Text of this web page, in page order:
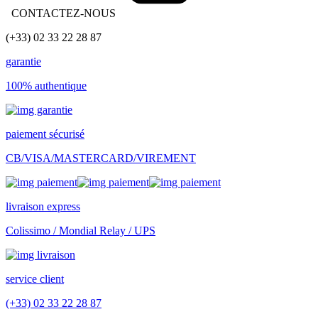
CONTACTEZ-NOUS
(+33) 02 33 22 28 87
garantie
100% authentique
paiement sécurisé
CB/VISA/MASTERCARD/VIREMENT
livraison express
Colissimo / Mondial Relay / UPS
service client
(+33) 02 33 22 28 87